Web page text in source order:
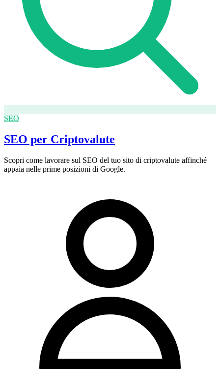
SEO
SEO per Criptovalute
Scopri come lavorare sul SEO del tuo sito di criptovalute affinché
appaia nelle prime posizioni di Google.